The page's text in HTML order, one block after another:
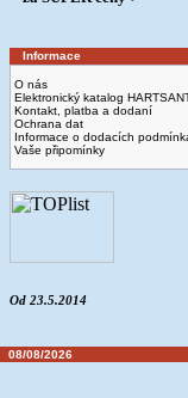
Informace
O nás
Elektronický katalog
Kontakt, platba a dodaní
Ochrana dat
Informace o dodacích
Vaše připomínky
Od 23.5.2014
08/08/2026